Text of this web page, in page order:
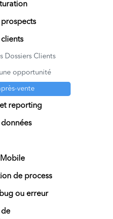
Dossiers Clients
opportunité
vente
reporting
de process
ou erreur
de